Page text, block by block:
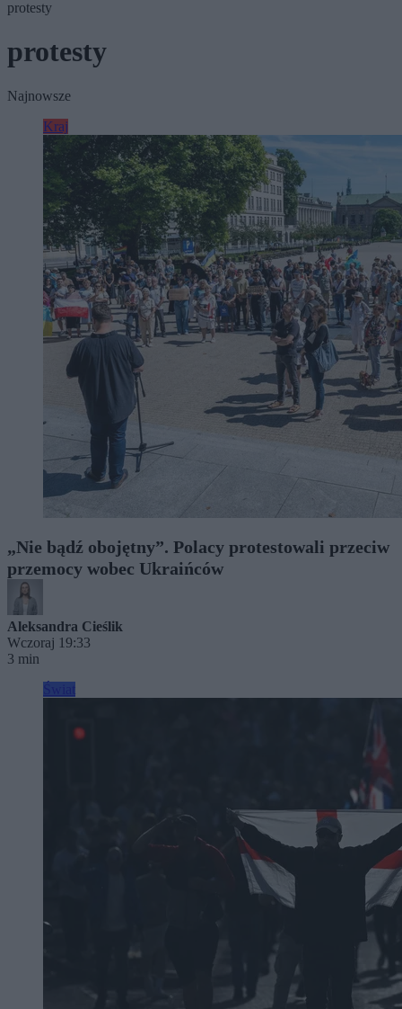
protesty
protesty
Najnowsze
Kraj
„Nie bądź obojętny”. Polacy protestowali przeciw
przemocy wobec Ukraińców
Aleksandra Cieślik
Wczoraj 19:33
3 min